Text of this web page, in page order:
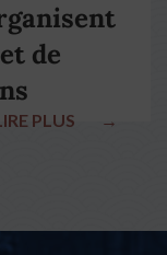
de
PLUS →